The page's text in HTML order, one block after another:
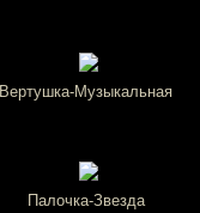
Вертушка-Музыкальная
Палочка-Звезда